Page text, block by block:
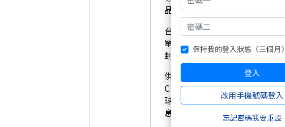
晶片結溫，也能為AI伺服器高
台積電的CoWoS技術同樣推
單晶SiC納入散熱載板，以支
封裝產業的新革命。法人普遍
供應鏈當中，環球晶無疑是最
C中介層與SiC carrier，技術
球晶股價最高一度飆升逾四成
息，股價也快速震盪回檔，投
保持我的登入狀態（三個月）
登入
改用手機號碼登入
忘記密碼我要重設